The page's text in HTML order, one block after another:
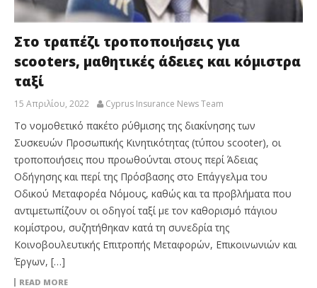
Στο τραπέζι τροποποιήσεις για
scooters, μαθητικές άδειες και κόμιστρα
ταξί
15 Απριλίου, 2022 Cyprus Insurance News Team
Το νομοθετικό πακέτο ρύθμισης της διακίνησης των
Συσκευών Προσωπικής Κινητικότητας (τύπου scooter), οι
τροποποιήσεις που προωθούνται στους περί Άδειας
Οδήγησης και περί της Πρόσβασης στο Επάγγελμα του
Οδικού Μεταφορέα Νόμους, καθώς και τα προβλήματα που
αντιμετωπίζουν οι οδηγοί ταξί με τον καθορισμό πάγιου
κομίστρου, συζητήθηκαν κατά τη συνεδρία της
Κοινοβουλευτικής Επιτροπής Μεταφορών, Επικοινωνιών και
Έργων, […]
READ MORE